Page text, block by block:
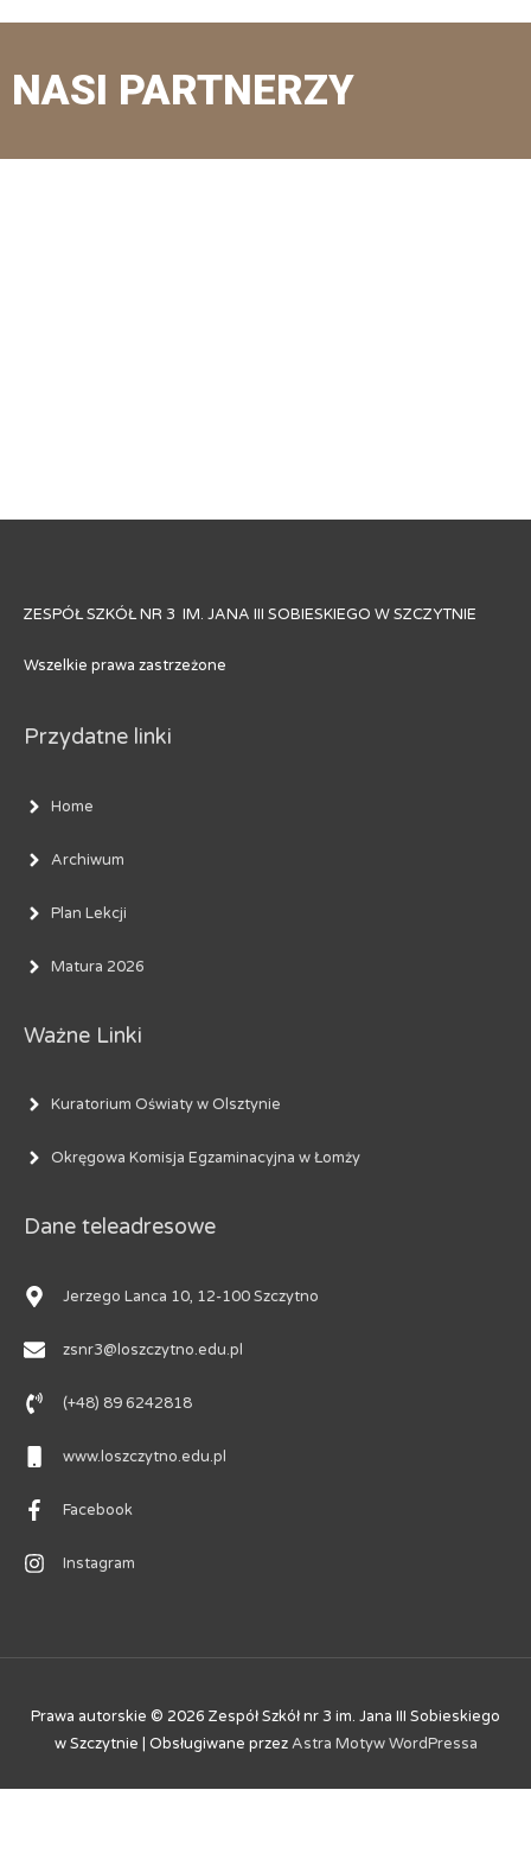
NASI PARTNERZY
ZESPÓŁ SZKÓŁ NR 3 IM. JANA III SOBIESKIEGO W SZCZYTNIE
Wszelkie prawa zastrzeżone
Przydatne linki
Home
Archiwum
Plan Lekcji
Matura 2026
Ważne Linki
Kuratorium Oświaty w Olsztynie
Okręgowa Komisja Egzaminacyjna w Łomży
Dane teleadresowe
Jerzego Lanca 10, 12-100 Szczytno
zsnr3@loszczytno.edu.pl
(+48) 89 6242818
www.loszczytno.edu.pl
Facebook
Instagram
Prawa autorskie © 2026 Zespół Szkół nr 3 im. Jana III Sobieskiego
w Szczytnie | Obsługiwane przezAstra Motyw WordPressa